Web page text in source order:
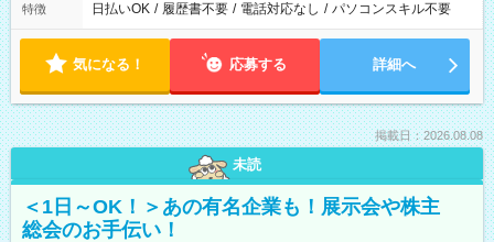
特徴 日払いOK / 履歴書不要 / 電話対応なし / パソコンスキル不要
気になる！ 応募する 詳細へ
掲載日：2026.08.08
未読
＜1日～OK！＞あの有名企業も！展示会や株主
総会のお手伝い！